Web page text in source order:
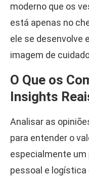
moderno que os
está apenas no
ele se desenvolve
imagem de
O Que os
Insights
Analisar as
para entender o
especialmente
pessoal e logística